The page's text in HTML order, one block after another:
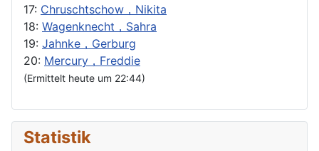
17: Chruschtschow，Nikita
18: Wagenknecht，Sahra
19: Jahnke，Gerburg
20: Mercury，Freddie
(Ermittelt heute um 22:44)
Statistik